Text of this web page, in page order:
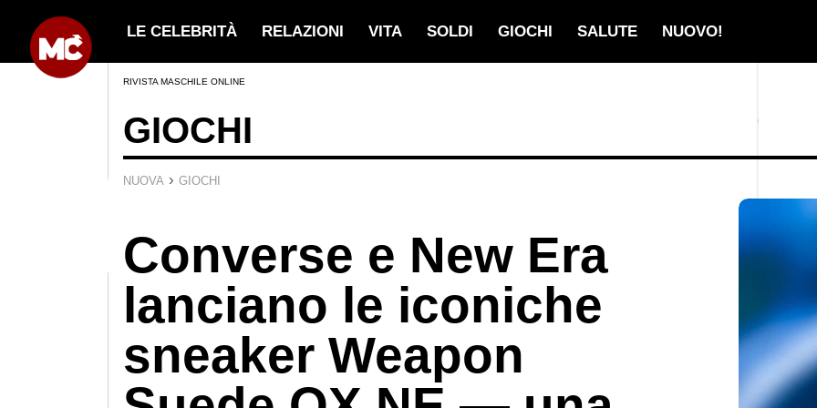
LE CELEBRITÀ RELAZIONI VITA SOLDI GIOCHI SALUTE NUOVO!
RIVISTA MASCHILE ONLINE
GIOCHI
NUOVA › GIOCHI
Converse e New Era
lanciano le iconiche
sneaker Weapon